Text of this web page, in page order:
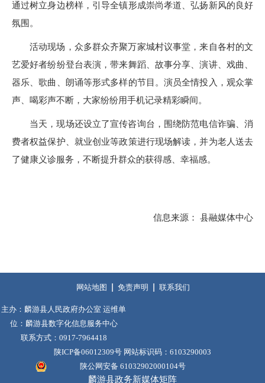
通过树立身边榜样，引导全镇形成崇尚孝道、弘扬新风的良好
氛围。
活动现场，众多群众齐聚万家城村议事堂，来自各村的文
艺爱好者纷纷登台表演，带来舞蹈、故事分享、演讲、戏曲、
器乐、歌曲、朗诵等形式多样的节目。演员全情投入，观众掌
声、喝彩声不断，大家纷纷用手机记录精彩瞬间。
当天，现场还设立了宣传咨询台，围绕防范电信诈骗、消
费者权益保护、就业创业等政策进行现场解读，并为老人送去
了健康义诊服务，不断提升群众的获得感、幸福感。
信息来源： 县融媒体中心
网站地图 免责声明 联系我们
主办：麟游县人民政府办公室 运维单
位：麟游县数字化信息服务中心
联系方式：0917-7964418
陕ICP备06012309号 网站标识码：6103290003
陕公网安备 61032902000104号
麟游县政务新媒体矩阵